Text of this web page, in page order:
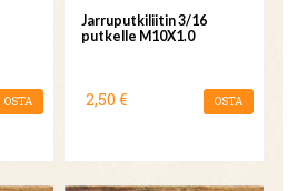
OSTA
Jarruputkiliitin 3/16
putkelle M10X1.0
2,50 € OSTA